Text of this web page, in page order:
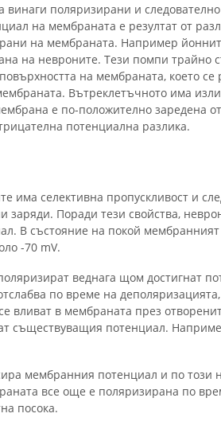
винаги поляризирани и
на мембраната е резултат от
на мембраната. Например
на невроните. Тези помпи трайно
на мембраната, което се
Вътреклетъчното има
е по-положително заредена
потенциална разлика.
има селективна пропускливост и
заряди. Поради тези свойства,
В състояние на покой
-70 mV.
веднага щом достигнат
по време на
вливат в мембраната през
съществуващия потенциал.
мембранния потенциал и по
все още е поляризирана по
посока.